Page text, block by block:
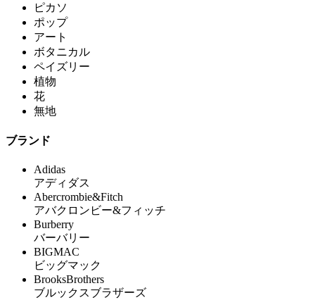
ピカソ
ポップ
アート
ボタニカル
ペイズリー
植物
花
無地
ブランド
Adidas
アディダス
Abercrombie&Fitch
アバクロンビー&フィッチ
Burberry
バーバリー
BIGMAC
ビッグマック
BrooksBrothers
ブルックスブラザーズ